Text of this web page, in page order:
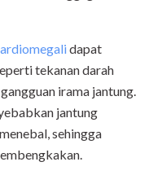
dapat
tekanan darah
irama jantung.
jantung
sehingga